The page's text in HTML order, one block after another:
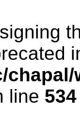
line 534